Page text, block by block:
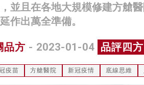
並且在各地大規模修建方艙
作出萬全準備。
品方 - 2023-01-04 品評四方
疫苗 方艙醫院 新冠疫情 底線思維